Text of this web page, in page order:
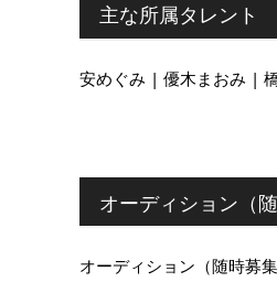
主な所属タレント
安めぐみ | 優木まおみ |
オーディション（随
オーディション（随時募